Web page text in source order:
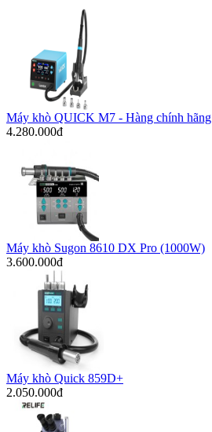
Máy khò QUICK M7 - Hàng chính hãng
4.280.000đ
Máy khò Sugon 8610 DX Pro (1000W)
3.600.000đ
Máy khò Quick 859D+
2.050.000đ